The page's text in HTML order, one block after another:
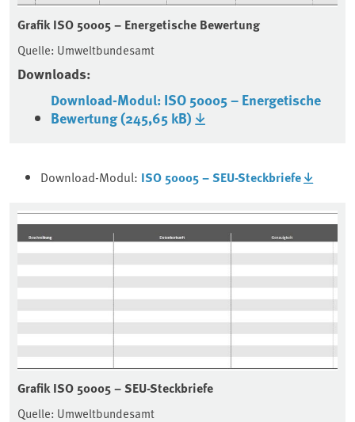
Grafik ISO 50005 – Energetische Bewertung
Quelle: Umweltbundesamt
Downloads:
Download-Modul: ISO 50005 – Energetische
Bewertung (245,65 kB)
Download-Modul: ISO 50005 – SEU-Steckbriefe
Grafik ISO 50005 – SEU-Steckbriefe
Quelle: Umweltbundesamt